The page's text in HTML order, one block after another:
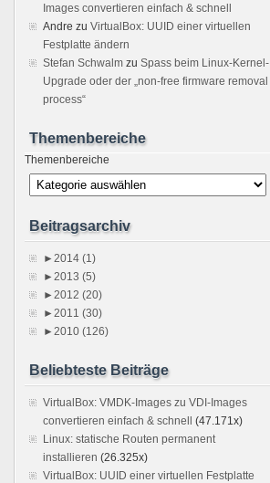
Images convertieren einfach & schnell
Andre zu VirtualBox: UUID einer virtuellen
Festplatte ändern
Stefan Schwalm zu Spass beim Linux-Kernel-
Upgrade oder der „non-free firmware removal
process“
Themenbereiche
Themenbereiche
Beitragsarchiv
► 2014 (1)
► 2013 (5)
► 2012 (20)
► 2011 (30)
► 2010 (126)
Beliebteste Beiträge
VirtualBox: VMDK-Images zu VDI-Images
convertieren einfach & schnell (47.171x)
Linux: statische Routen permanent
installieren (26.325x)
VirtualBox: UUID einer virtuellen Festplatte